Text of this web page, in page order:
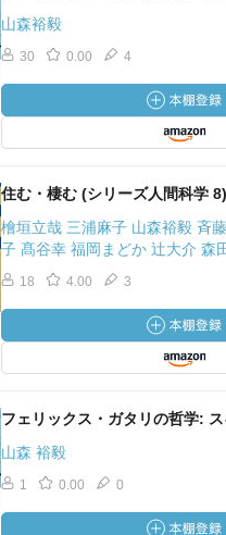
山森裕毅
30 0.00 4
住む・棲む (シリーズ人間科学 8)
檜垣立哉 三浦麻子 山森裕毅 斉
子 髙谷幸 福岡まどか 辻󠄀大介 森
18 4.00 3
フェリックス・ガタリの哲学:
山森 裕毅
1 0.00 0